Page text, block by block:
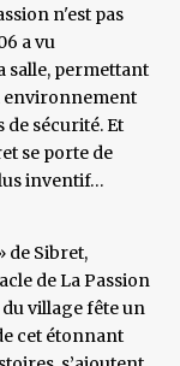
n'est pas
a vu
salle, permettant
environnement
sécurité. Et
se porte de
inventif…
de Sibret,
de La Passion
village fête un
cet étonnant